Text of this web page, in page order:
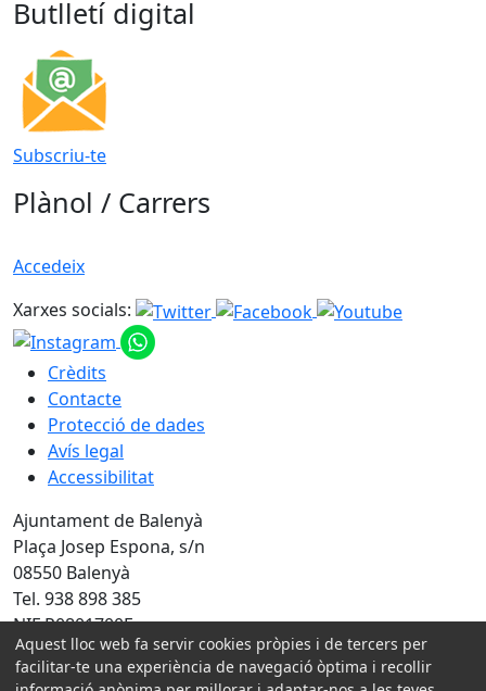
Butlletí digital
Subscriu-te
Plànol / Carrers
Accedeix
Xarxes socials:
Crèdits
Contacte
Protecció de dades
Avís legal
Accessibilitat
Ajuntament de Balenyà
Plaça Josep Espona, s/n
08550 Balenyà
Tel. 938 898 385
NIF P0801700F
Amb la col·laboració de:
Aquest lloc web fa servir cookies pròpies i de tercers per
facilitar-te una experiència de navegació òptima i recollir